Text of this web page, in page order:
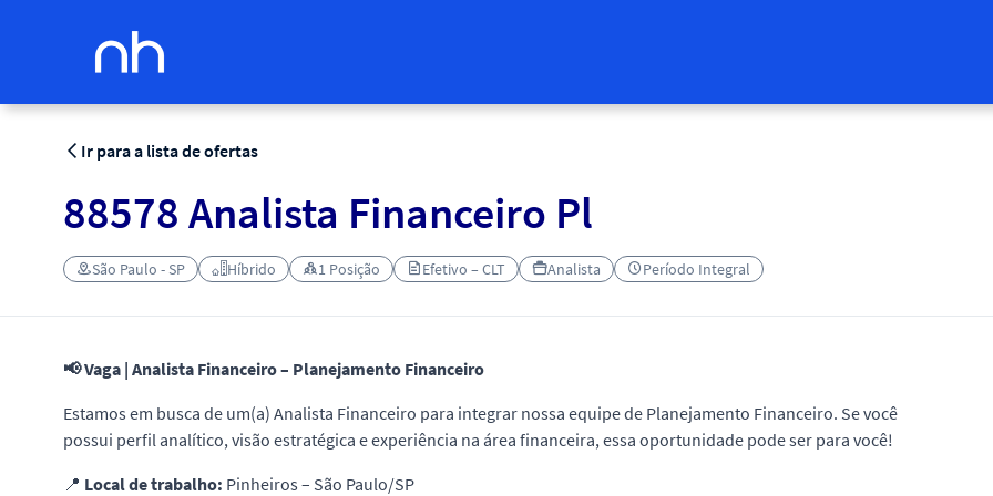
Ir para a lista de ofertas
88578 Analista Financeiro Pl
São Paulo - SP Híbrido 1 Posição Efetivo – CLT Analista Período Integral
📢 Vaga | Analista Financeiro – Planejamento Financeiro
Estamos em busca de um(a) Analista Financeiro para integrar nossa equipe de Planejamento Financeiro. Se você
possui perfil analítico, visão estratégica e experiência na área financeira, essa oportunidade pode ser para você!
📍 Local de trabalho: Pinheiros – São Paulo/SP